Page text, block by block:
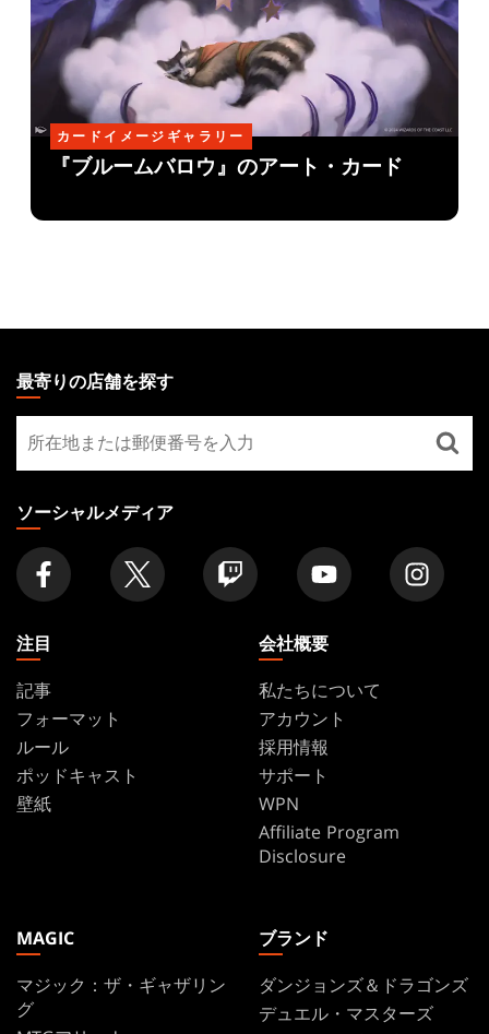
カードイメージギャラリー
『ブルームバロウ』のアート・カード
THE
GATHERING
FOOTER
最寄りの店舗を探す
寄
り
の
店
舗
を
探
ソーシャルメディア
注目
記事
フォーマット
ルール
ポッドキャスト
壁紙
会社概要
私たちについて
アカウント
採用情報
サポート
WPN
Affiliate Program
Disclosure
MAGIC
マジック：ザ・ギャザリン
グ
ブランド
ダンジョンズ＆ドラゴンズ
デュエル・マスターズ